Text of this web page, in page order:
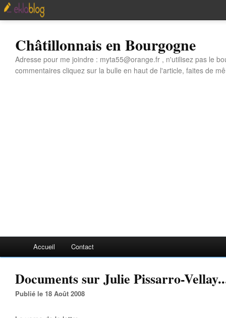
Châtillonnais en Bourgogne
Adresse pour me joindre : myta55@orange.fr , n'utilisez pas le
commentaires cliquez sur la bulle en haut de l'article, faites de
Accueil Contact
Documents sur Julie Pissarro-
Publié le 18 Août 2008